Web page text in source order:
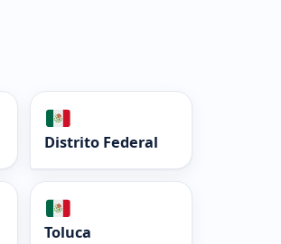
Distrito Federal
Toluca